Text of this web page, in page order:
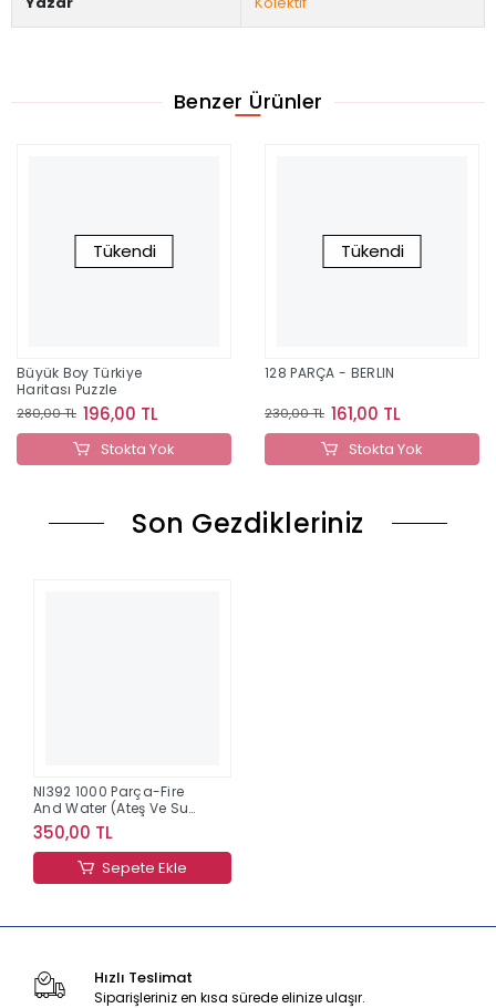
Benzer Ürünler
Tükendi
Büyük Boy Türkiye
Haritası Puzzle
280,00 TL 196,00 TL
Stokta Yok
Tükendi
128 PARÇA - BERLIN
230,00 TL 161,00 TL
Stokta Yok
Son Gezdikleriniz
Nl392 1000 Parça-Fire
And Water (Ateş Ve Su)
Neverland
350,00 TL
Sepete Ekle
Hızlı Teslimat
Siparişleriniz en kısa sürede elinize ulaşır.